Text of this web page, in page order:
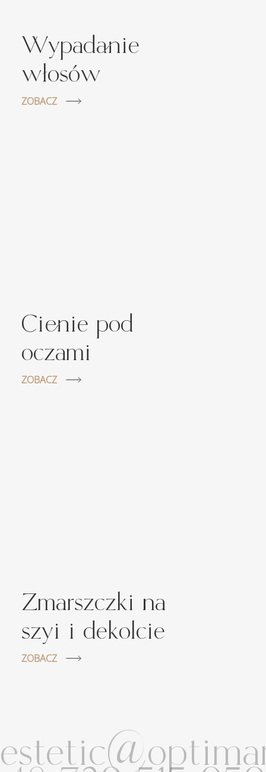
Wypadanie
włosów
ZOBACZ
Cienie pod
oczami
ZOBACZ
Zmarszczki na
szyi i dekolcie
ZOBACZ